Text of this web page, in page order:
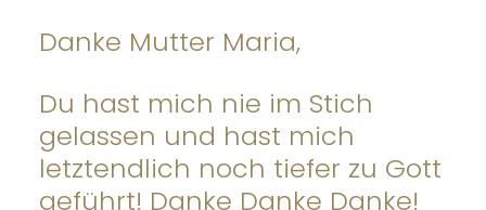
Danke Mutter Maria,
Du hast mich nie im Stich
gelassen und hast mich
letztendlich noch tiefer zu Gott
geführt! Danke Danke Danke!